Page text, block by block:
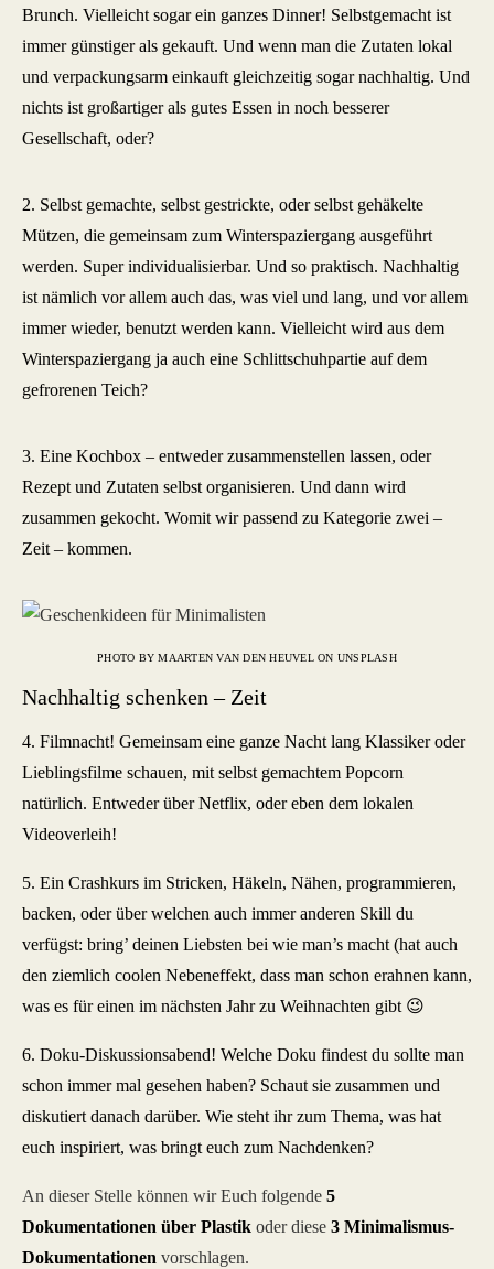
Brunch. Vielleicht sogar ein ganzes Dinner! Selbstgemacht ist
immer günstiger als gekauft. Und wenn man die Zutaten lokal
und verpackungsarm einkauft gleichzeitig sogar nachhaltig. Und
nichts ist großartiger als gutes Essen in noch besserer
Gesellschaft, oder?
2. Selbst gemachte, selbst gestrickte, oder selbst gehäkelte
Mützen, die gemeinsam zum Winterspaziergang ausgeführt
werden. Super individualisierbar. Und so praktisch. Nachhaltig
ist nämlich vor allem auch das, was viel und lang, und vor allem
immer wieder, benutzt werden kann. Vielleicht wird aus dem
Winterspaziergang ja auch eine Schlittschuhpartie auf dem
gefrorenen Teich?
3. Eine Kochbox – entweder zusammenstellen lassen, oder
Rezept und Zutaten selbst organisieren. Und dann wird
zusammen gekocht. Womit wir passend zu Kategorie zwei –
Zeit – kommen.
PHOTO BY MAARTEN VAN DEN HEUVEL ON UNSPLASH
Nachhaltig schenken – Zeit
4. Filmnacht! Gemeinsam eine ganze Nacht lang Klassiker oder
Lieblingsfilme schauen, mit selbst gemachtem Popcorn
natürlich. Entweder über Netflix, oder eben dem lokalen
Videoverleih!
5. Ein Crashkurs im Stricken, Häkeln, Nähen, programmieren,
backen, oder über welchen auch immer anderen Skill du
verfügst: bring’ deinen Liebsten bei wie man’s macht (hat auch
den ziemlich coolen Nebeneffekt, dass man schon erahnen kann,
was es für einen im nächsten Jahr zu Weihnachten gibt 😉
6. Doku-Diskussionsabend! Welche Doku findest du sollte man
schon immer mal gesehen haben? Schaut sie zusammen und
diskutiert danach darüber. Wie steht ihr zum Thema, was hat
euch inspiriert, was bringt euch zum Nachdenken?
An dieser Stelle können wir Euch folgende 5
Dokumentationen über Plastik oder diese 3 Minimalismus-
Dokumentationen vorschlagen.